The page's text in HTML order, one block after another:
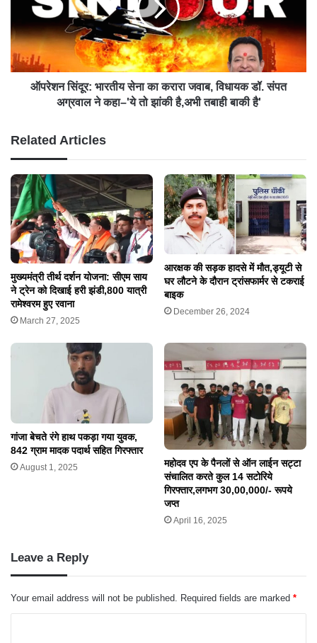
ऑपरेशन सिंदूर: भारतीय सेना का करारा जवाब, विधायक डॉ. संपत
अग्रवाल ने कहा–'ये तो झांकी है,अभी तबाही बाकी है'
Related Articles
मुख्यमंत्री तीर्थ दर्शन योजना: सीएम साय
ने ट्रेन को दिखाई हरी झंडी,800 यात्री
रामेश्वरम हुए रवाना
March 27, 2025
आरक्षक की सड़क हादसे में मौत,ड्यूटी से
घर लौटने के दौरान ट्रांसफार्मर से टकराई
बाइक
December 26, 2024
गांजा बेचते रंगे हाथ पकड़ा गया युवक,
842 ग्राम मादक पदार्थ सहित गिरफ्तार
August 1, 2025
महोदव एप के पैनलों से ऑन लाईन सट्टा
संचालित करते कुल 14 सटोरिये
गिरफ्तार,लगभग 30,00,000/- रूपये
जप्त
April 16, 2025
Leave a Reply
Your email address will not be published. Required fields are marked *